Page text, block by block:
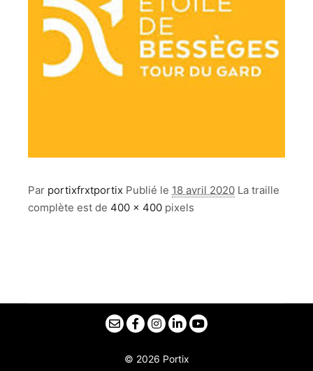
Par portixfrxtportix Publié le 18 avril 2020 La traille
complète est de 400 × 400 pixels
© 2026 Portix